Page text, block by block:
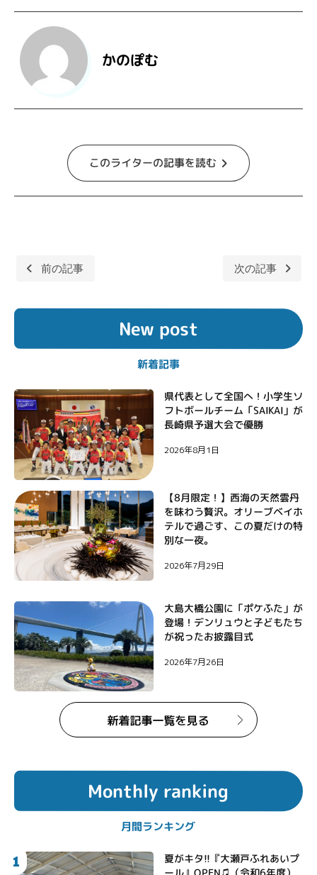
かのぽむ
このライターの記事を読む
稿
ビ
ー
シ
ョ
ン
前の記事 次の記事
New post
新着記事
県代表として全国へ！小学生ソ
フトボールチーム「SAIKAI」が
長崎県予選大会で優勝
2026年8月1日
【8月限定！】西海の天然雲丹
を味わう贅沢。オリーブベイホ
テルで過ごす、この夏だけの特
別な一夜。
2026年7月29日
大島大橋公園に「ポケふた」が
登場！デンリュウと子どもたち
が祝ったお披露目式
2026年7月26日
Monthly ranking
月間ランキング
1 夏がキタ!!『大瀬戸ふれあいプ